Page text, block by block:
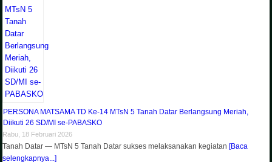
PERSONA MATSAMA TD Ke-14 MTsN 5 Tanah Datar Berlangsung Meriah,
Diikuti 26 SD/MI se-PABASKO
Rabu, 18 Februari 2026
Tanah Datar — MTsN 5 Tanah Datar sukses melaksanakan kegiatan [Baca
selengkapnya...]